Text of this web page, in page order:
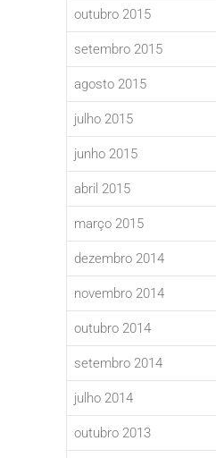
outubro 2015
setembro 2015
agosto 2015
julho 2015
junho 2015
abril 2015
março 2015
dezembro 2014
novembro 2014
outubro 2014
setembro 2014
julho 2014
outubro 2013